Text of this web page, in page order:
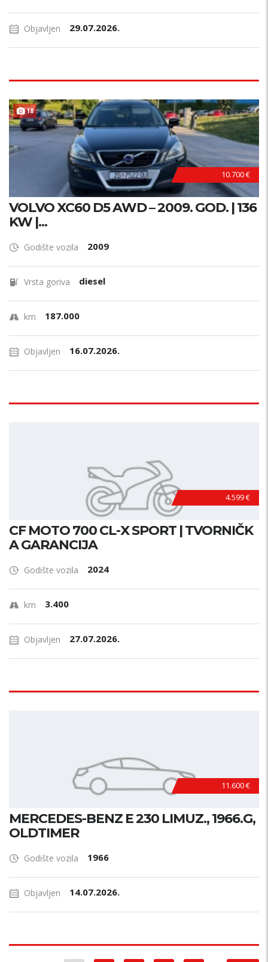
Objavljen 29.07.2026.
18
10.700 €
VOLVO XC60 D5 AWD – 2009. GOD. | 136
KW |...
Godište vozila 2009
Vrsta goriva diesel
km 187.000
Objavljen 16.07.2026.
4.599 €
CF MOTO 700 CL-X SPORT | TVORNIČK
A GARANCIJA
Godište vozila 2024
km 3.400
Objavljen 27.07.2026.
11.600 €
MERCEDES-BENZ E 230 LIMUZ., 1966.G,
OLDTIMER
Godište vozila 1966
Objavljen 14.07.2026.